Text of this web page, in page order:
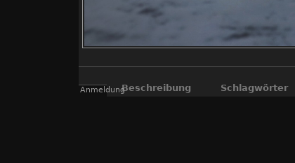
Beschreibung
Schlagwörter
Anmeldung